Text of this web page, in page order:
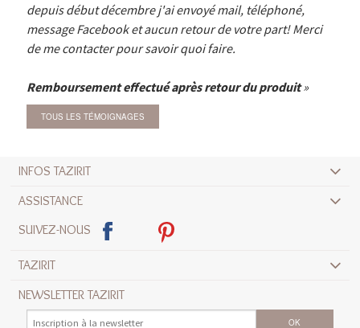
depuis début décembre j'ai envoyé mail, téléphoné,
message Facebook et aucun retour de votre part! Merci
de me contacter pour savoir quoi faire.
Remboursement effectué après retour du produit
TOUS LES TÉMOIGNAGES
INFOS TAZIRIT
ASSISTANCE
SUIVEZ-NOUS
TAZIRIT
NEWSLETTER TAZIRIT